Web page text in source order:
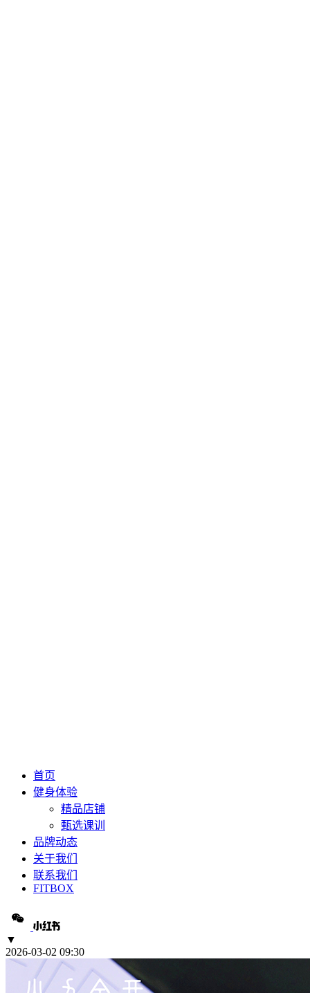
首页
健身体验
精品店铺
甄选课训
品牌动态
关于我们
联系我们
FITBOX
▼
2026-03-02 09:30